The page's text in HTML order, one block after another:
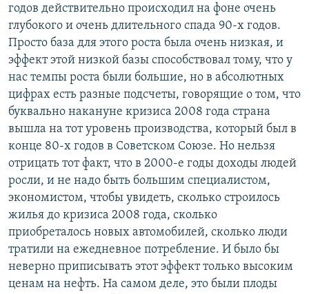
годов действительно происходил на фоне очень
глубокого и очень длительного спада 90-х годов.
Просто база для этого роста была очень низкая, и
эффект этой низкой базы способствовал тому, что у
нас темпы роста были большие, но в абсолютных
цифрах есть разные подсчеты, говорящие о том, что
буквально накануне кризиса 2008 года страна
вышла на тот уровень производства, который был в
конце 80-х годов в Советском Союзе. Но нельзя
отрицать тот факт, что в 2000-е годы доходы людей
росли, и не надо быть большим специалистом,
экономистом, чтобы увидеть, сколько строилось
жилья до кризиса 2008 года, сколько
приобреталось новых автомобилей, сколько люди
тратили на ежедневное потребление. И было бы
неверно приписывать этот эффект только высоким
ценам на нефть. На самом деле, это были плоды